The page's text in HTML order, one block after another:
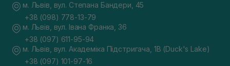
м. Львів, вул. Степана Бандери, 45
+38 (098) 778-13-79
м. Львів, вул. Івана Франка, 36
+38 (097) 611-95-94
м. Львів, вул. Академіка Підстригача, 1В (Duck's Lake)
+38 (097) 101-97-16